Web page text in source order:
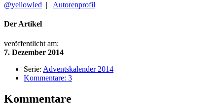
@yellowled | Autorenprofil
Der Artikel
veröffentlicht am:
7. Dezember 2014
Serie: Adventskalender 2014
Kommentare: 3
Kommentare